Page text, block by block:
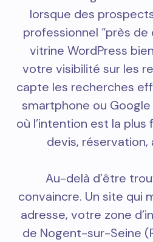
lorsque des
professionnel “près de
vitrine WordPress
votre visibilité sur les
capte les recherches
smartphone ou
où l’intention est la
devis,
Au-delà d’être
convaincre. Un site qui
adresse, votre zone
de Nogent-sur-Seine